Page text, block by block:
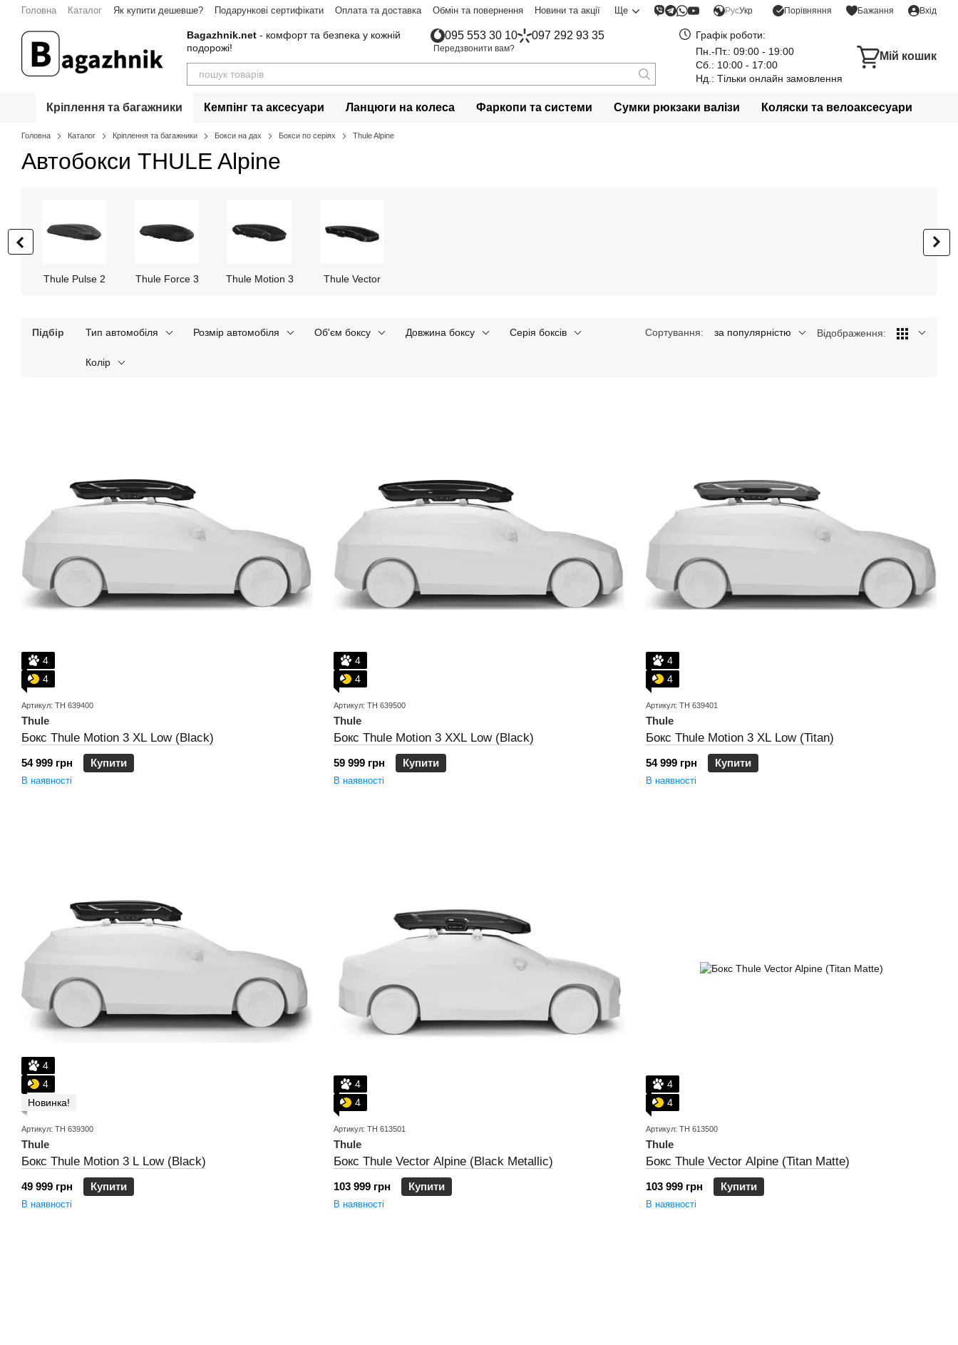
Перейти до основного контенту
Головна Каталог Як купити дешевше? Подарункові сертифікати Оплата та доставка Обмін та повернення Новини та акції Ще РусУкр Порівняння Бажання Вхід
Bagazhnik.net - комфорт та безпека у кожній
подорожі!
095 553 30 10 097 292 93 35
Передзвонити вам?
Графік роботи:
Пн.-Пт.: 09:00 - 19:00
Сб.: 10:00 - 17:00
Нд.: Тільки онлайн замовлення
Мій кошик
Кріплення та багажники Кемпінг та аксесуари Ланцюги на колеса Фаркопи та системи Сумки рюкзаки валізи Коляски та велоаксесуари
Головна Каталог Кріплення та багажники Бокси на дах Бокси по серіях Thule Alpine
Автобокси THULE Alpine
Thule Pulse 2 Thule Force 3 Thule Motion 3 Thule Vector
Підбір Тип автомобіля Розмір автомобіля Об'єм боксу Довжина боксу Серія боксів
Колір
Сортування: за популярністю Відображення:
4
4
Артикул: TH 639400
Thule
Бокс Thule Motion 3 XL Low (Black)
54 999 грн Купити
В наявності
4
4
Артикул: TH 639500
Thule
Бокс Thule Motion 3 XXL Low (Black)
59 999 грн Купити
В наявності
4
4
Артикул: TH 639401
Thule
Бокс Thule Motion 3 XL Low (Titan)
54 999 грн Купити
В наявності
4
4
Новинка!
Артикул: TH 639300
Thule
Бокс Thule Motion 3 L Low (Black)
49 999 грн Купити
В наявності
4
4
Артикул: TH 613501
Thule
Бокс Thule Vector Alpine (Black Metallic)
103 999 грн Купити
В наявності
4
4
Артикул: TH 613500
Thule
Бокс Thule Vector Alpine (Titan Matte)
103 999 грн Купити
В наявності